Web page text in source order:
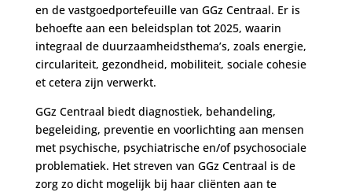
en de vastgoedportefeuille van GGz Centraal. Er is
behoefte aan een beleidsplan tot 2025, waarin
integraal de duurzaamheidsthema’s, zoals energie,
circulariteit, gezondheid, mobiliteit, sociale cohesie
et cetera zijn verwerkt.
GGz Centraal biedt diagnostiek, behandeling,
begeleiding, preventie en voorlichting aan mensen
met psychische, psychiatrische en/of psychosociale
problematiek. Het streven van GGz Centraal is de
zorg zo dicht mogelijk bij haar cliënten aan te